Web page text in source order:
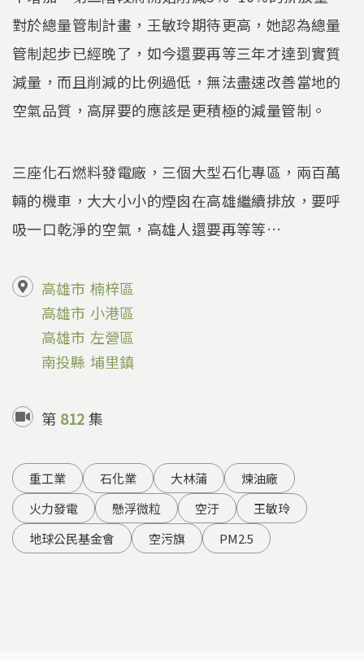
對於總量管制計畫，王敏玲期待更高，她認為總量
管制起步已經晚了，如今還要再等三年才達到實質
減量，而且削減的比例過低，無法盡速改善當地的
空氣品質，高屏要的應該是更積極的減量管制。
三座化石燃料發電廠，三個大型石化專區，兩百萬
輛的機車，大大小小的煙囪在高雄繼續排放，要呼
吸一口乾淨的空氣，高雄人還要再等等…
高雄市 楠梓區
高雄市 小港區
高雄市 左營區
南投縣 埔里鎮
第 812集
重工業 石化業 大林蒲
煉油廠
火力發電
懸浮微粒 空汙
王敏玲
地球公民基金會
空污旗 PM2.5